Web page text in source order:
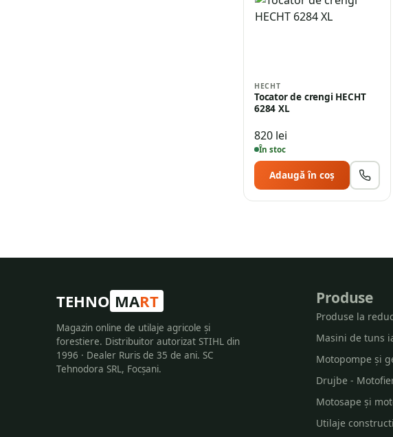
HECHT
Tocator de crengi HECHT
6284 XL
820 lei
În stoc
Adaugă în coș
TEHNO MART
Magazin online de utilaje agricole și
forestiere. Distribuitor autorizat STIHL din
1996 · Dealer Ruris de 35 de ani. SC
Tehnodora SRL, Focșani.
Produse
Produse la
Masini de tuns
Motopompe și
Drujbe -
Motosape și
Utilaje